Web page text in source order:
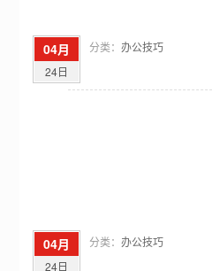
04月
24日
分类： 办公技巧
04月
24日
分类： 办公技巧